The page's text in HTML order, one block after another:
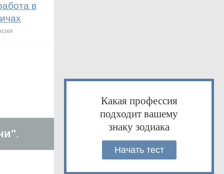
в
.
Какая профессия
подходит вашему
знаку зодиака
Начать тест